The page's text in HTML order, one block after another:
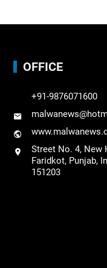
OFFICE
+91-9876071600
Street No. 4, New
Faridkot, Punjab,
151203